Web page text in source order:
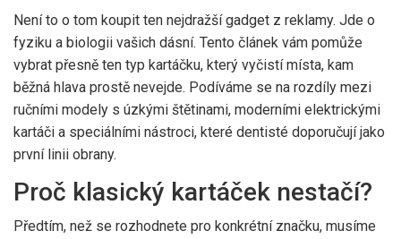
Není to o tom koupit ten nejdražší gadget z reklamy. Jde o
fyziku a biologii vašich dásní. Tento článek vám pomůže
vybrat přesně ten typ kartáčku, který vyčistí místa, kam
běžná hlava prostě nevejde. Podíváme se na rozdíly mezi
ručními modely s úzkými štětinami, moderními elektrickými
kartáči a speciálními nástroci, které dentisté doporučují jako
první linii obrany.
Proč klasický kartáček nestačí?
Předtím, než se rozhodnete pro konkrétní značku, musíme